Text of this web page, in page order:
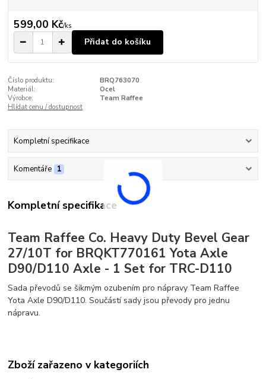
599,00 Kč/ks
Přidat do košíku
Číslo produktu:
BRQ763070
Materiál:
Ocel
Výrobce:
Team Raffee
Hlídat cenu / dostupnost
Kompletní specifikace
Komentáře 1
Kompletní specifikace
Team Raffee Co. Heavy Duty Bevel Gear
27/10T for BRQKT770161 Yota Axle
D90/D110 Axle - 1 Set for TRC-D110
Sada převodů se šikmým ozubením pro nápravy Team Raffee
Yota Axle D90/D110. Součástí sady jsou převody pro jednu
nápravu.
Zboží zařazeno v kategoriích